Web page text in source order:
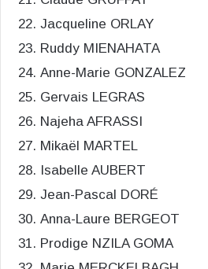
Jacqueline ORLAY
Ruddy MIENAHATA
Anne-Marie GONZALEZ
Gervais LEGRAS
Najeha AFRASSI
Mikaël MARTEL
Isabelle AUBERT
Jean-Pascal DORÉ
Anna-Laure BERGEOT
Prodige NZILA GOMA